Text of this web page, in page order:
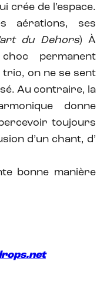
crée de l’espace.
aérations, ses
du Dehors) À
permanent
on ne se sent
Au contraire, la
donne
toujours
d’un chant, d’
bonne manière